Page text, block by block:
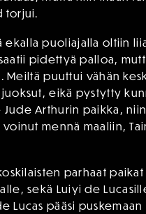
torjui.
ekalla puoliajalla oltiin
pidettyä palloa,
Meiltä puuttui vähän
eikä pystytty
Jude Arthurin paikka,
mennä maaliin,
parhaat
sekä Luiyi de
Lucas pääsi puskemaan